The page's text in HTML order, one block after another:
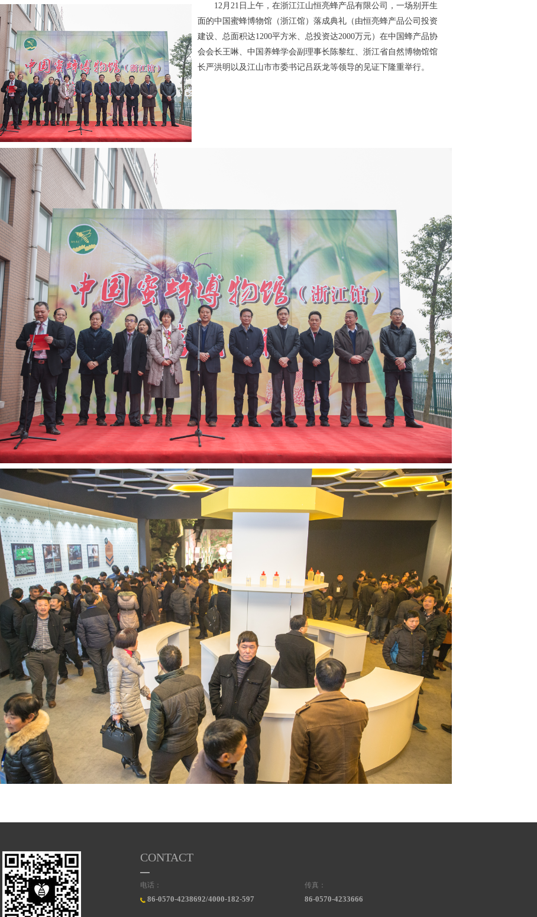
12月21日上午，在浙江江山恒亮蜂产品有限公司，一场别开生
面的中国蜜蜂博物馆（浙江馆）落成典礼（由恒亮蜂产品公司投资
建设、总面积达1200平方米、总投资达2000万元）在中国蜂产品协
会会长王啉、中国养蜂学会副理事长陈黎红、浙江省自然博物馆馆
长严洪明以及江山市市委书记吕跃龙等领导的见证下隆重举行。
CONTACT
电话：
86-0570-4238692/4000-182-597
传真：
86-0570-4233666